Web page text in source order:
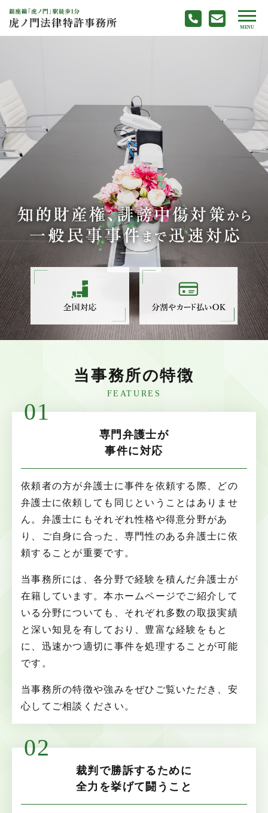
当事務所の特徴
FEATURES
01
専門弁護士が
事件に対応
依頼者の方が弁護士に事件を依頼する際、どの
弁護士に依頼しても同じということはありませ
ん。弁護士にもそれぞれ性格や得意分野があ
り、ご自身に合った、専門性のある弁護士に依
頼することが重要です。
当事務所には、各分野で経験を積んだ弁護士が
在籍しています。本ホームページでご紹介して
いる分野についても、それぞれ多数の取扱実績
と深い知見を有しており、豊富な経験をもと
に、迅速かつ適切に事件を処理することが可能
です。
当事務所の特徴や強みをぜひご覧いただき、安
心してご相談ください。
02
裁判で勝訴するために
全力を挙げて闘うこと